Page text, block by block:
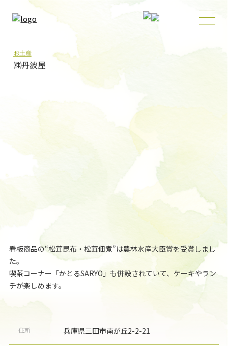
お土産
㈱丹波屋
看板商品の“松茸昆布・松茸佃煮”は農林水産大臣賞を受賞しまし
た。
喫茶コーナー「かとるSARYO」も併設されていて、ケーキやラン
チが楽しめます。
住所 兵庫県三田市南が丘2-2-21